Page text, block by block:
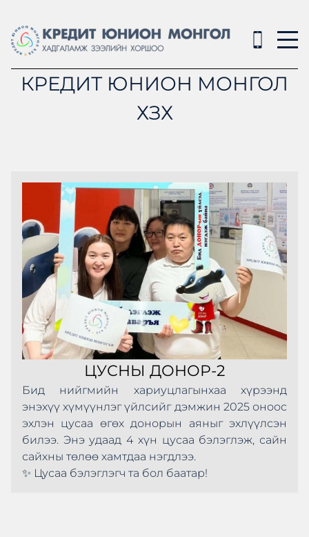
КРЕДИТ ЮНИОН МОНГОЛ
ХЗХ
ЦУСНЫ ДОНОР-2
Бид нийгмийн хариуцлагынхаа хүрээнд
энэхүү хүмүүнлэг үйлсийг дэмжин 2025 оноос
эхлэн цусаа өгөх донорын аяныг эхлүүлсэн
билээ. Энэ удаад 4 хүн цусаа бэлэглэж, сайн
сайхны төлөө хамтдаа нэгдлээ.
✨ Цусаа бэлэглэгч та бол баатар!